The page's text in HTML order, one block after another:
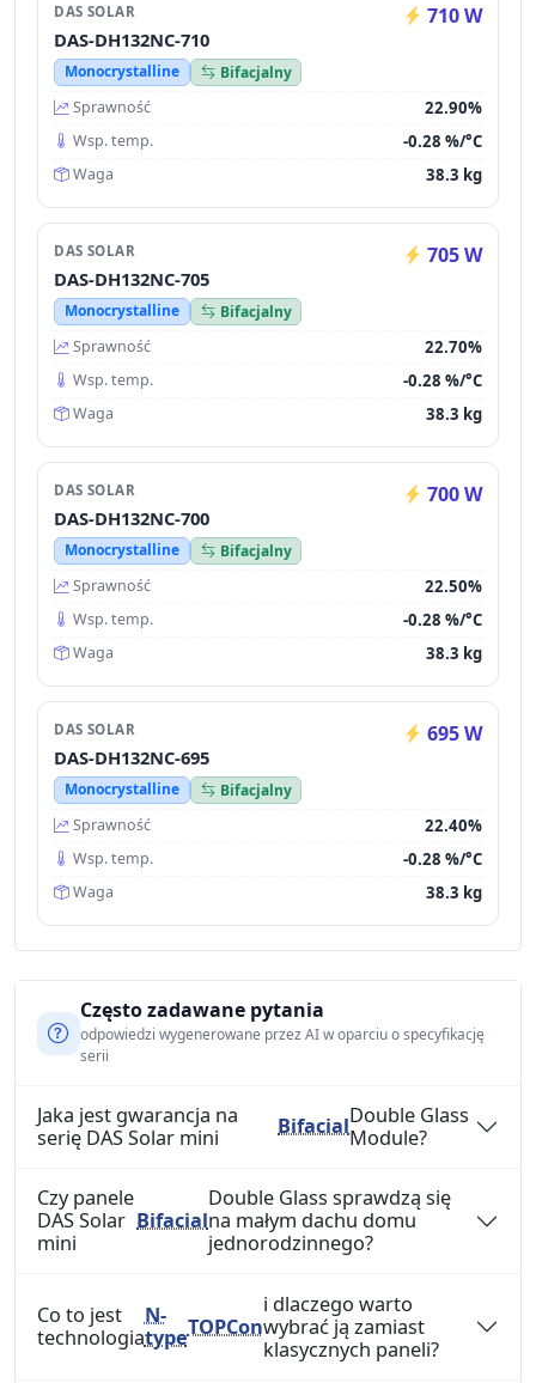
DAS SOLAR 710 W
DAS-DH132NC-710
Monocrystalline
Bifacjalny
Sprawność
22.90%
Wsp. temp. -0.28 %/°C
Waga 38.3 kg
DAS SOLAR 705 W
DAS-DH132NC-705
Monocrystalline
Bifacjalny
Sprawność
22.70%
Wsp. temp. -0.28 %/°C
Waga 38.3 kg
DAS SOLAR 700 W
DAS-DH132NC-700
Monocrystalline
Bifacjalny
Sprawność
22.50%
Wsp. temp. -0.28 %/°C
Waga 38.3 kg
DAS SOLAR 695 W
DAS-DH132NC-695
Monocrystalline
Bifacjalny
Sprawność
22.40%
Wsp. temp. -0.28 %/°C
Waga 38.3 kg
Często zadawane pytania
odpowiedzi wygenerowane przez AI w oparciu o specyfikację
serii
Jaka jest gwarancja na
serię DAS Solar mini
BifacialDouble Glass
Module?
Czy panele
DAS Solar
mini
Bifacial
Double Glass sprawdzą się
na małym dachu domu
jednorodzinnego?
Co to jest
technologia
N-
typeTOPCon
i dlaczego warto
wybrać ją zamiast
klasycznych paneli?